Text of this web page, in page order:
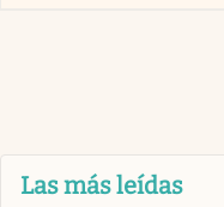
Las más leídas